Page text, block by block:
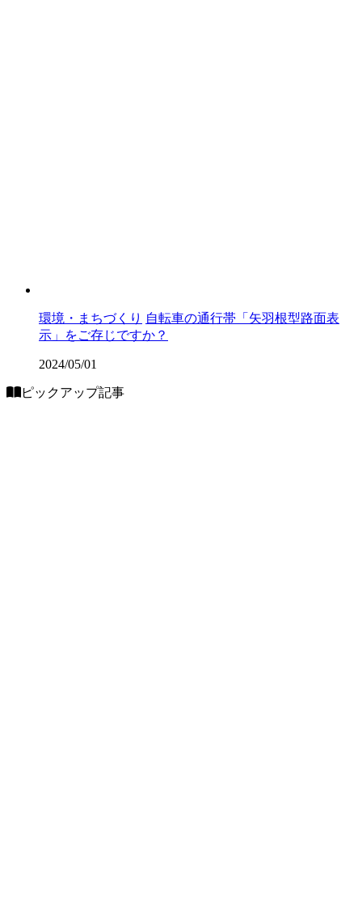
環境・まちづくり 自転車の通行帯「矢羽根型路面表
示」をご存じですか？
2024/05/01
ピックアップ記事